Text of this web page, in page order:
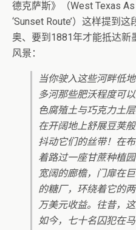
德克萨斯》（West Texas
‘Sunset Route’）这样提到
奥、要到1881年才能抵达新
风景：
当你驶入这些河畔低
多河那些肥沃程度可
色腐殖土与巧克力土
在开阔地上舒展豆荚
抖动它们的丝带！在
着路过一座甘蔗种植
宽阔的廊檐，门扉在
的糖厂，环绕着它的
万美元收益。往昔，
如今，七十名囚犯在